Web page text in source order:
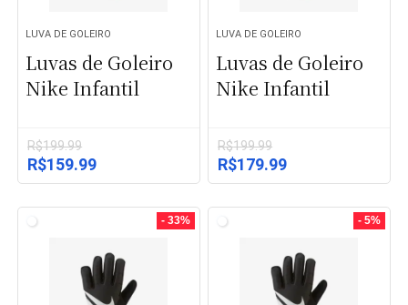
LUVA DE GOLEIRO
Luvas de Goleiro
Nike Infantil
R$199.99
O
preço
era:
R$159.99O
preço
LUVA DE GOLEIRO
Luvas de Goleiro
Nike Infantil
R$199.99
O
preço
era:
R$179.99O
preço
- 33% - 5%